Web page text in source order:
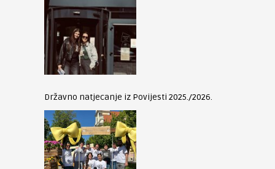
Državno natjecanje iz Povijesti 2025./2026.